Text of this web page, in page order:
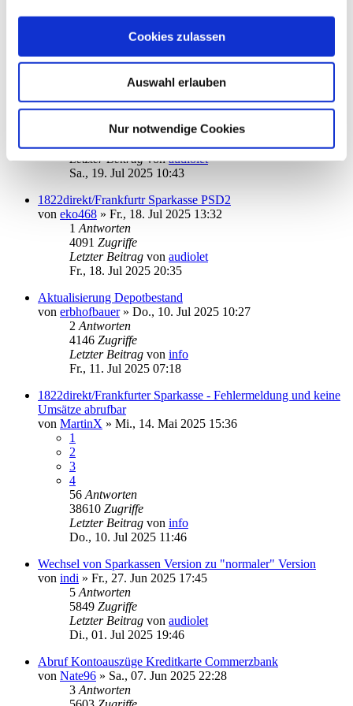
Cookies zulassen
Auswahl erlauben
Nur notwendige Cookies
vona.m»Mo., 21. Jul 2025 06:40
Antworten
Letzter Beitragvona.m
Di., 22. Jul 2025 07:24
BBVA Girokonto - wann online nutzbar?
Antworten
4866Zugriffe
Letzter Beitragvonaudiolet
Sa., 19. Jul 2025 10:43
1822direkt/Frankfurtr Sparkasse PSD2
von eko468 » Fr., 18. Jul 2025 13:32
1 Antworten
4091 Zugriffe
Letzter Beitrag von audiolet
Fr., 18. Jul 2025 20:35
Aktualisierung Depotbestand
von erbhofbauer» Do., 10. Jul 2025 10:27
2 Antworten
4146 Zugriffe
Letzter Beitrag von info
Fr., 11. Jul 2025 07:18
1822direkt/Frankfurter Sparkasse - Fehlermeldung und keine
Umsätze abrufbar
von MartinX » Mi., 14. Mai 2025 15:36
1
2
3
4
56 Antworten
38610 Zugriffe
Letzter Beitrag von info
Do., 10. Jul 2025 11:46
Wechsel von Sparkassen Version zu "normaler" Version
von indi » Fr., 27. Jun 2025 17:45
5 Antworten
5849 Zugriffe
Letzter Beitrag von audiolet
Di., 01. Jul 2025 19:46
Abruf Kontoauszüge Kreditkarte Commerzbank
von Nate96 » Sa., 07. Jun 2025 22:28
3 Antworten